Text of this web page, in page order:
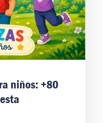
niños: +80